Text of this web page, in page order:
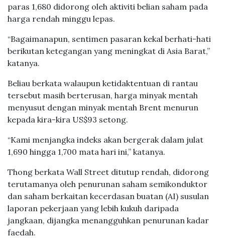
paras 1,680 didorong oleh aktiviti belian saham pada
harga rendah minggu lepas.
“Bagaimanapun, sentimen pasaran kekal berhati-hati
berikutan ketegangan yang meningkat di Asia Barat,”
katanya.
Beliau berkata walaupun ketidaktentuan di rantau
tersebut masih berterusan, harga minyak mentah
menyusut dengan minyak mentah Brent menurun
kepada kira-kira US$93 setong.
“Kami menjangka indeks akan bergerak dalam julat
1,690 hingga 1,700 mata hari ini,” katanya.
Thong berkata Wall Street ditutup rendah, didorong
terutamanya oleh penurunan saham semikonduktor
dan saham berkaitan kecerdasan buatan (AI) susulan
laporan pekerjaan yang lebih kukuh daripada
jangkaan, dijangka menangguhkan penurunan kadar
faedah.